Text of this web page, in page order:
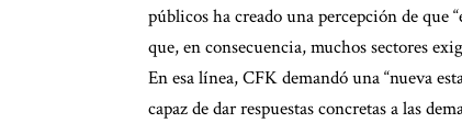
públicos ha creado una percepción de que
que, en consecuencia, muchos sectores
En esa línea, CFK demandó una “nueva
capaz de dar respuestas concretas a las